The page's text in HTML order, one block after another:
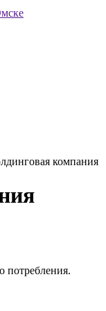
компания
потребления.